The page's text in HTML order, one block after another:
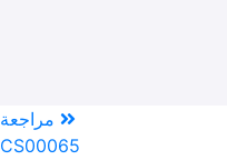
مراجعة
CS00065